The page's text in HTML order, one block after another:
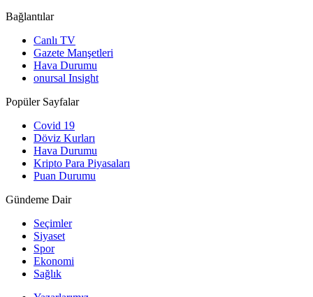
Bağlantılar
Canlı TV
Gazete Manşetleri
Hava Durumu
onursal Insight
Popüler Sayfalar
Covid 19
Döviz Kurları
Hava Durumu
Kripto Para Piyasaları
Puan Durumu
Gündeme Dair
Seçimler
Siyaset
Spor
Ekonomi
Sağlık